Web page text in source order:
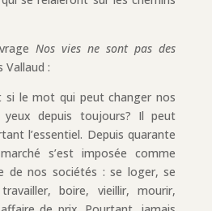
Nos vies ne sont pas des
:
si le mot qui peut changer nos
depuis toujours? Il peut
l’essentiel. Depuis quarante
s’est imposée comme
de nos sociétés : se loger, se
boire, vieillir, mourir,